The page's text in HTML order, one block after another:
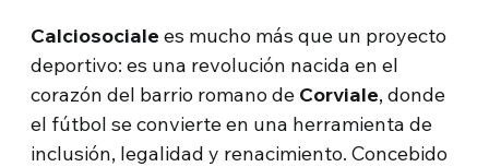
Calciosociale es mucho más que un proyecto
deportivo: es una revolución nacida en el
corazón del barrio romano de Corviale, donde
el fútbol se convierte en una herramienta de
inclusión, legalidad y renacimiento. Concebido